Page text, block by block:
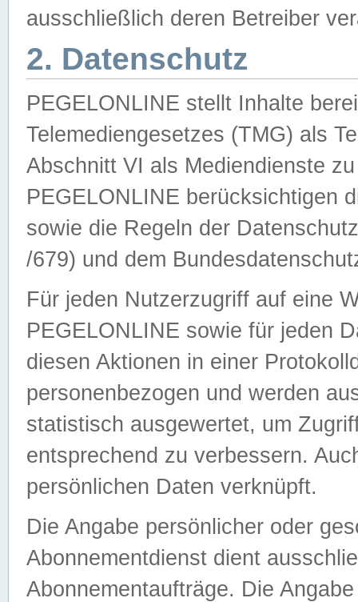
ausschließlich deren Betreiber
2. Datenschutz
PEGELONLINE stellt Inhalte
Telemediengesetzes (TMG) als
Abschnitt VI als Mediendienste
PEGELONLINE berücksichtigen
sowie die Regeln der
/679) und dem
Für jeden Nutzerzugriff auf eine
PEGELONLINE sowie für jeden
diesen Aktionen in einer
personenbezogen und werden
statistisch ausgewertet, um
entsprechend zu verbessern.
persönlichen Daten verknüpft.
Die Angabe persönlicher oder
Abonnementdienst dient
Abonnementaufträge. Die